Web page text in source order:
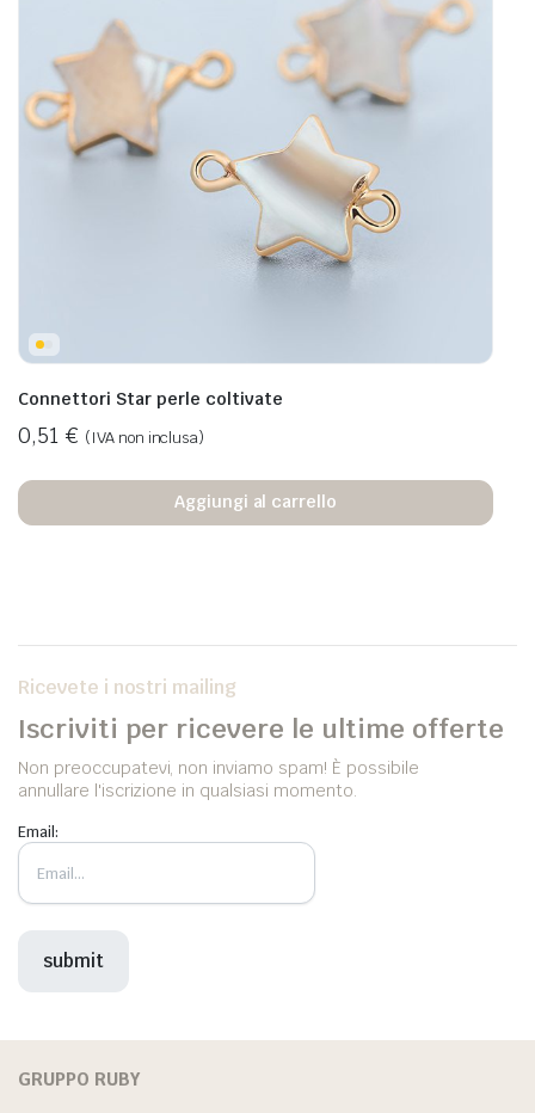
Connettori Star perle coltivate
0,51 € (IVA non inclusa)
Aggiungi al carrello
Ricevete i nostri mailing
Iscriviti per ricevere le ultime offerte
Non preoccupatevi, non inviamo spam! È possibile
annullare l'iscrizione in qualsiasi momento.
Email:
GRUPPO RUBY